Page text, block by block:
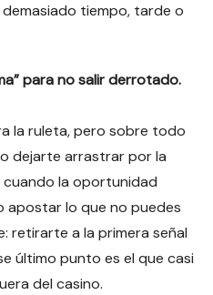
tiempo, tarde o
para no salir derrotado.
la ruleta, pero sobre todo
dejarte arrastrar por la
la oportunidad
apostar lo que no puedes
retirarte a la primera señal
último punto es el que casi
del casino.